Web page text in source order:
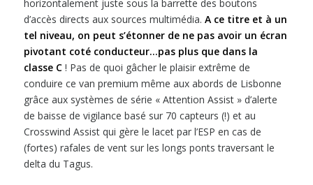
horizontalement juste sous la barrette des boutons
d’accès directs aux sources multimédia. A ce titre et à un
tel niveau, on peut s’étonner de ne pas avoir un écran
pivotant coté conducteur…pas plus que dans la
classe C! Pas de quoi gâcher le plaisir extrême de
conduire ce van premium même aux abords de Lisbonne
grâce aux systèmes de série « Attention Assist » d’alerte
de baisse de vigilance basé sur 70 capteurs (!) et au
Crosswind Assist qui gère le lacet par l’ESP en cas de
(fortes) rafales de vent sur les longs ponts traversant le
delta du Tagus.